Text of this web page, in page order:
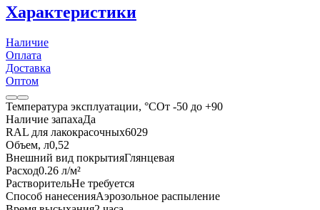
Характеристики
Наличие
Оплата
Доставка
Оптом
Температура эксплуатации, °СОт -50 до +90
Наличие запахаДа
RAL для лакокрасочных6029
Объем, л0,52
Внешний вид покрытияГлянцевая
Расход0.26 л/м²
РастворительНе требуется
Способ нанесенияАэрозольное распыление